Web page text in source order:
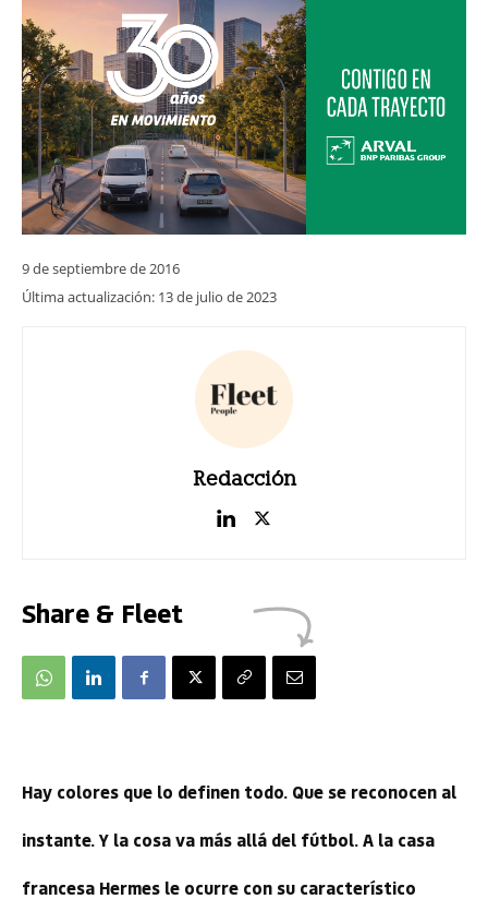
9 de septiembre de 2016
Última actualización: 13 de julio de 2023
Redacción
Share & Fleet
Hay colores que lo definen todo. Que se reconocen al
instante. Y la cosa va más allá del fútbol. A la casa
francesa Hermes le ocurre con su característico